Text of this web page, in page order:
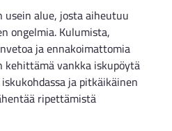
alue, josta aiheutuu
ongelmia. Kulumista,
ja ennakoimattomia
vankka iskupöytä
ja pitkäikäinen
ripettämistä